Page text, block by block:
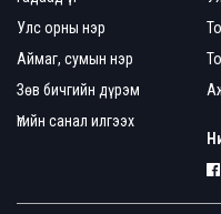
Улс орны нэр
Аймаг, сумын нэр
Зөв бичгийн дүрэм
Үгийн санал илгээх